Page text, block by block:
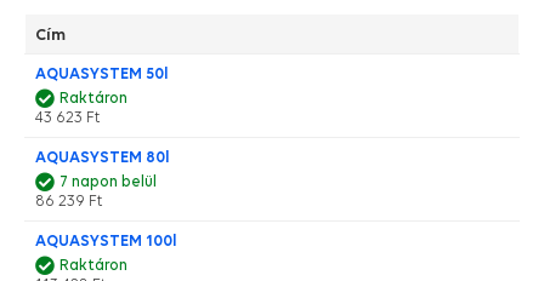
Cím
AQUASYSTEM 50l
Raktáron
43 623 Ft
AQUASYSTEM 80l
7 napon belül
86 239 Ft
AQUASYSTEM 100l
Raktáron